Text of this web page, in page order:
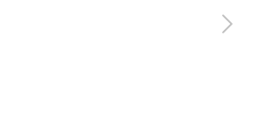
tilbage